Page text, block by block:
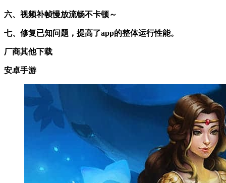
六、视频补帧慢放流畅不卡顿～
七、修复已知问题，提高了app的整体运行性能。
厂商其他下载
安卓手游